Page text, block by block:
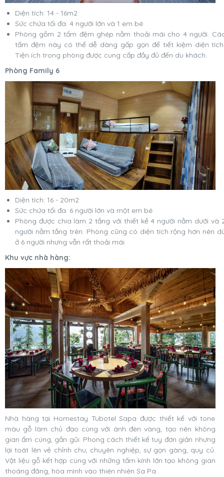
Diện tích: 14 - 16m2
Sức chứa tối đa: 4 người lớn và 1 em bé
Phòng gồm 2 tấm đệm ghép nằm thoải mái cho 4 người.
tấm đệm này có thể dễ dàng gấp gọn để tiết kiệm diện
Tiện ích trong phòng được cung cấp đầy đủ đến du khách.
Phòng Family 6
Diện tích: 16 - 20m2
Sức chứa tối đa: 6 người lớn và một em bé
Phòng được chia làm 2 tầng với thiết kế 4 người nằm dưới và
người nằm tầng trên. Phòng cũng có diện tích rộng hơn nên
ở 6 người nhưng vẫn rất thoải mái.
Khu vực nhà hàng:
Nhà hàng tại Homestay Tubotel Sapa được thiết kế với tone
màu gỗ làm chủ đạo cùng với ánh đèn vàng, tạo nên không
gian ấm cúng, gần gũi. Phong cách thiết kế tuy đơn giản nhưng
lại toát lên vẻ chỉnh chu, chuyên nghiệp, sự gọn gàng, quy củ.
Vật liệu gỗ kết hợp cùng với những tấm kính lớn tạo không gian
thoáng đãng, hòa mình vào thiên nhiên Sa Pa.